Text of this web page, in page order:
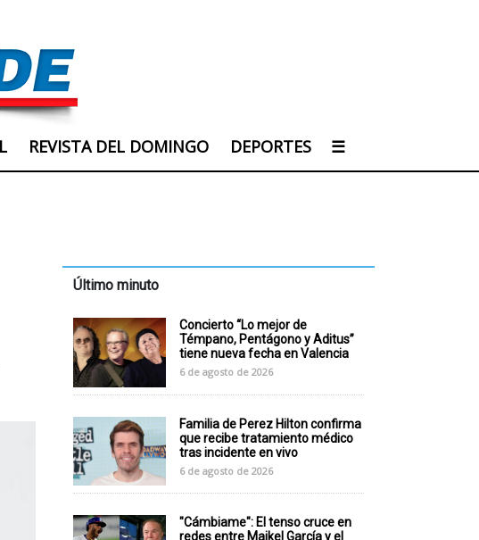
REVISTA DEL DOMINGO DEPORTES ☰
Último minuto
Concierto “Lo mejor de
Témpano, Pentágono y Aditus”
tiene nueva fecha en Valencia
6 de agosto de 2026
Familia de Perez Hilton confirma
que recibe tratamiento médico
tras incidente en vivo
6 de agosto de 2026
"Cámbiame": El tenso cruce en
redes entre Maikel García y el